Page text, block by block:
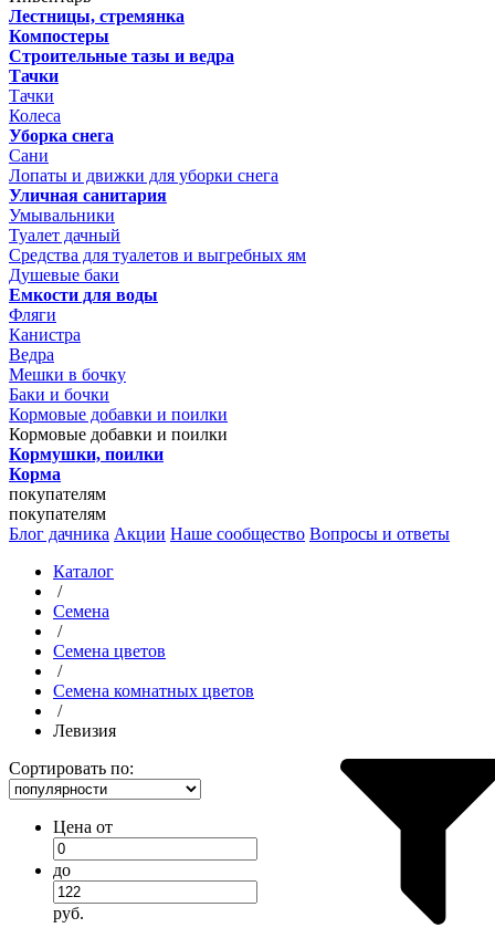
Лестницы, стремянка
Компостеры
Строительные тазы и ведра
Тачки
Тачки
Колеса
Уборка снега
Сани
Лопаты и движки для уборки снега
Уличная санитария
Умывальники
Туалет дачный
Средства для туалетов и выгребных ям
Душевые баки
Емкости для воды
Фляги
Канистра
Ведра
Мешки в бочку
Баки и бочки
Кормовые добавки и поилки
Кормовые добавки и поилки
Кормушки, поилки
Корма
покупателям
покупателям
Блог дачника Акции Наше сообщество Вопросы и ответы
Каталог
/
Семена
/
Семена цветов
/
Семена комнатных цветов
/
Левизия
Сортировать по:
Цена от
до
руб.